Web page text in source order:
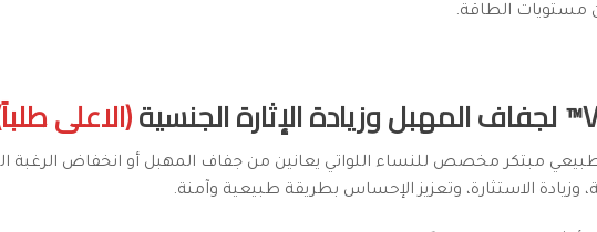
مستويات الطاقة.
(الاعلى
مبتكر مخصص للنساء اللواتي يعانين من جفاف المهبل أو انخفاض الرغبة
الاستثارة، وتعزيز الإحساس بطريقة طبيعية وآمنة.